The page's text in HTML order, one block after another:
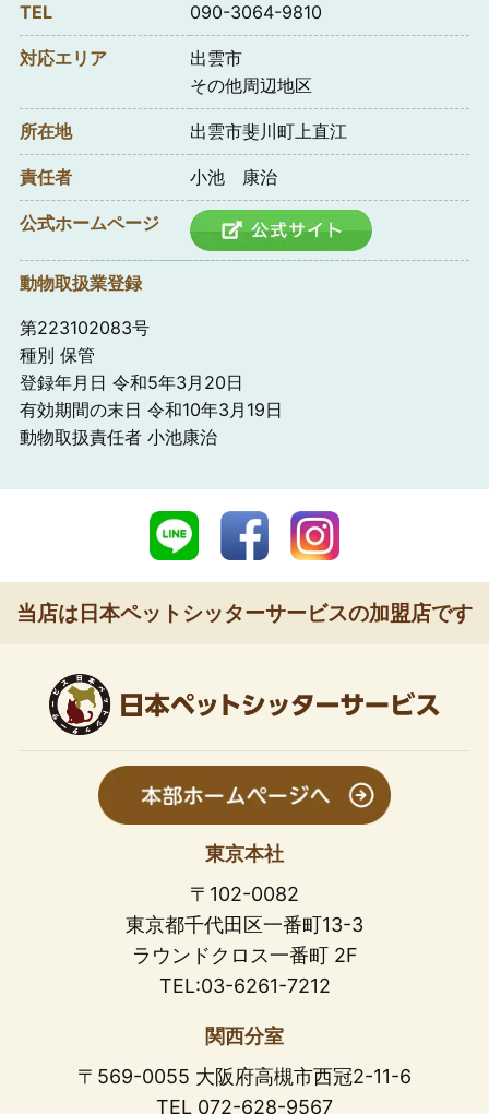
TEL 090-3064-9810
対応エリア
出雲市
その他周辺地区
所在地 出雲市斐川町上直江
責任者 小池 康治
公式ホームページ
動物取扱業登録
第223102083号
種別 保管
登録年月日 令和5年3月20日
有効期間の末日 令和10年3月19日
動物取扱責任者 小池康治
当店は日本ペットシッターサービスの加盟店です
東京本社
〒102-0082
東京都千代田区一番町13-3
ラウンドクロス一番町 2F
TEL:03-6261-7212
関西分室
〒569-0055 大阪府高槻市西冠2-11-6
TEL 072-628-9567